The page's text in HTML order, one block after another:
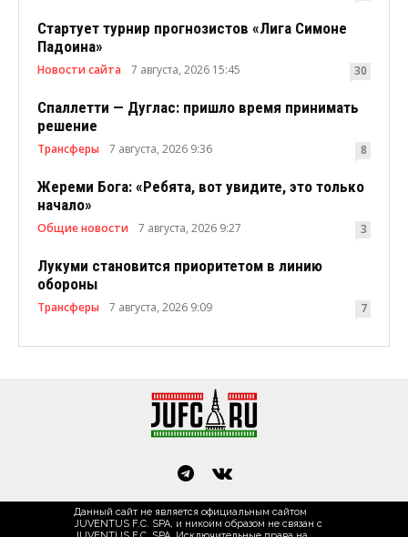
Стартует турнир прогнозистов «Лига Симоне
Падоина»
Новости сайта 7 августа, 2026 15:45 30
Спаллетти — Дуглас: пришло время принимать
решение
Трансферы 7 августа, 2026 9:36 8
Жереми Бога: «Ребята, вот увидите, это только
начало»
Общие новости 7 августа, 2026 9:27 3
Лукуми становится приоритетом в линию
обороны
Трансферы 7 августа, 2026 9:09 7
Данный сайт не является официальным сайтом
JUVENTUS F.C. SPA, и никоим образом не связан с